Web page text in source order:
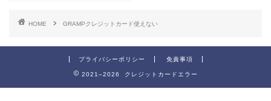
HOME GRAMPクレジットカード使えない
プライバシーポリシー 免責事項
2021–2026 クレジットカードエラー